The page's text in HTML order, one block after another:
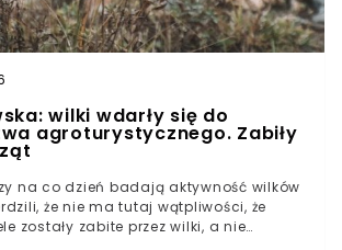
wilki wdarły się do
agroturystycznego. Zabiły
na co dzień badają aktywność wilków
że nie ma tutaj wątpliwości, że
zostały zabite przez wilki, a nie